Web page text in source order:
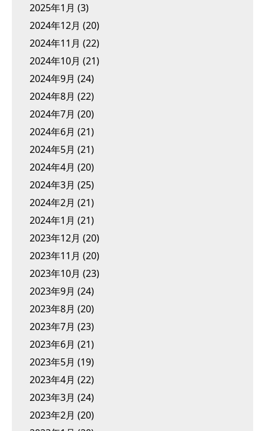
2025年1月 (3)
2024年12月 (20)
2024年11月 (22)
2024年10月 (21)
2024年9月 (24)
2024年8月 (22)
2024年7月 (20)
2024年6月 (21)
2024年5月 (21)
2024年4月 (20)
2024年3月 (25)
2024年2月 (21)
2024年1月 (21)
2023年12月 (20)
2023年11月 (20)
2023年10月 (23)
2023年9月 (24)
2023年8月 (20)
2023年7月 (23)
2023年6月 (21)
2023年5月 (19)
2023年4月 (22)
2023年3月 (24)
2023年2月 (20)